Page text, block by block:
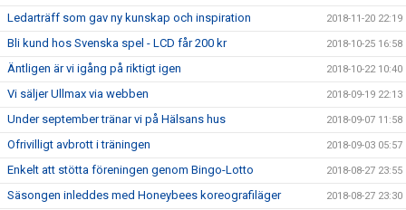
Ledarträff som gav ny kunskap och inspiration 2018-11-20 22:19
Bli kund hos Svenska spel - LCD får 200 kr 2018-10-25 16:58
Äntligen är vi igång på riktigt igen 2018-10-22 10:40
Vi säljer Ullmax via webben 2018-09-19 22:13
Under september tränar vi på Hälsans hus 2018-09-07 11:58
Ofrivilligt avbrott i träningen 2018-09-03 05:57
Enkelt att stötta föreningen genom Bingo-Lotto 2018-08-27 23:55
Säsongen inleddes med Honeybees koreografiläger 2018-08-27 23:30